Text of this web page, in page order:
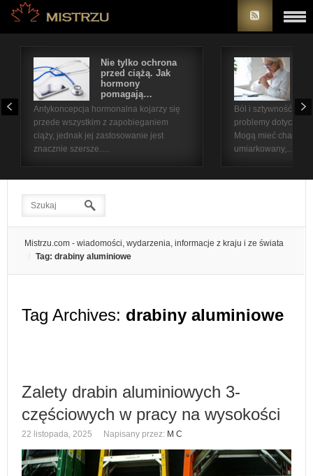
Nie tylko ochrona
przed ciążą. Jak
hormony
pomagają…
Antykoncepcja hormonalna kojarzy się
przede wszystkim z zapobieganiem
ciąży, jednak jej zastosowanie jest
znacznie szersze.…
Ból i sztywność
problemy
Mogą mieć
umiarkowany,…
Mistrzu.com - wiadomości, wydarzenia, informacje z kraju i ze świata
Tag: drabiny aluminiowe
Tag Archives: drabiny aluminiowe
Zalety drabin aluminiowych 3-
częściowych w pracy na wysokości
22 listopada, 2025 Napisany przez: M C